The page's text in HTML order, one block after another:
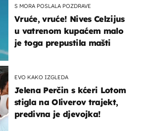
S MORA POSLALA POZDRAVE
Vruće, vruće! Nives Celzijus
u vatrenom kupaćem malo
je toga prepustila mašti
EVO KAKO IZGLEDA
Jelena Perčin s kćeri Lotom
stigla na Oliverov trajekt,
predivna je djevojka!